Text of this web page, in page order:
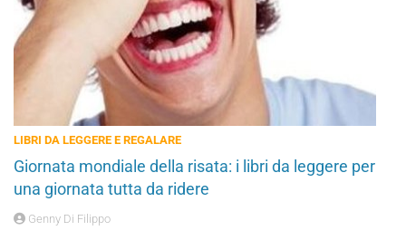
LIBRI DA LEGGERE E REGALARE
Giornata mondiale della risata: i libri da leggere per
una giornata tutta da ridere
Genny Di Filippo